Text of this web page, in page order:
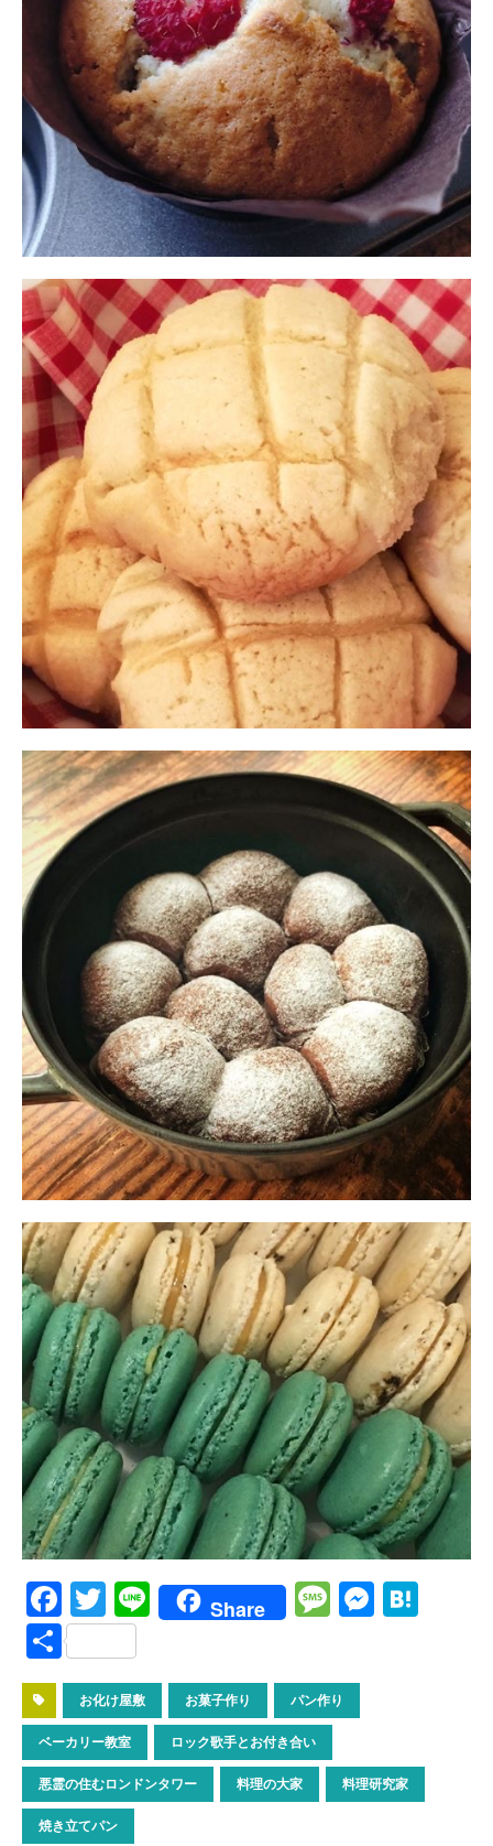
F
a
ce
b
o
o
k
T
w
it
te
r
Li
n
Share
M
a
e
M
er
S
h
ar
e
お化け屋敷 お菓子作り パン作り
ベーカリー教室 ロック歌手とお付き合い
悪霊の住むロンドンタワー 料理の大家 料理研究家
焼き立てパン